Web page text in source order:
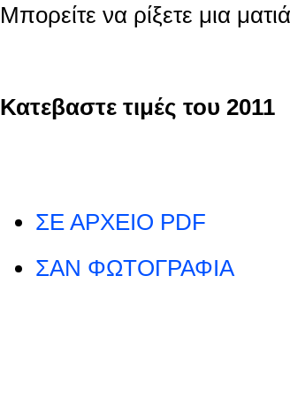
Μπορείτε να ρίξετε μια
Κατεβαστε τιμές του 2011
ΣΕ ΑΡΧΕΙΟ PDF
ΣΑΝ ΦΩΤΟΓΡΑΦΙΑ